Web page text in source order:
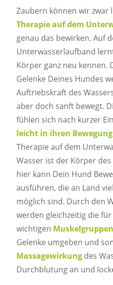
Zaubern können wir zwar
Therapie auf dem
genau das bewirken. Auf
Unterwasserlaufband
Körper ganz neu kennen.
Gelenke Deines Hundes
Auftriebskraft des
aber doch sanft bewegt.
fühlen sich nach kurzer
leicht in ihren
Therapie auf dem
Wasser ist der Körper
hier kann Dein Hund
ausführen, die an Land
möglich sind. Durch den
werden gleichzeitig die
wichtigen Muskelgruppen
Gelenke umgeben und
Massagewirkungdes
Durchblutung an und